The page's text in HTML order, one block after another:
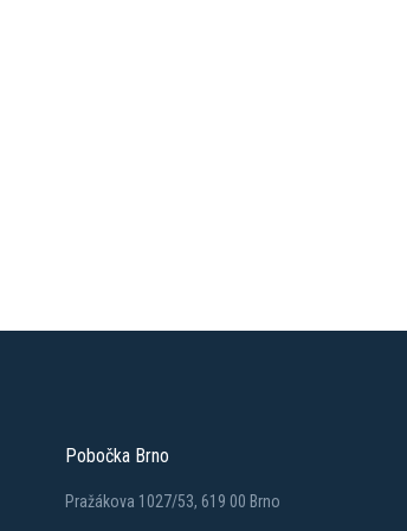
Pobočka Brno
Pražákova 1027/53, 619 00 Brno